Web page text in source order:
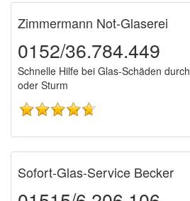
Zimmermann Not-Glaserei
0152/36.784.449
Schnelle Hilfe bei Glas-Schäden
oder Sturm
Sofort-Glas-Service Becker